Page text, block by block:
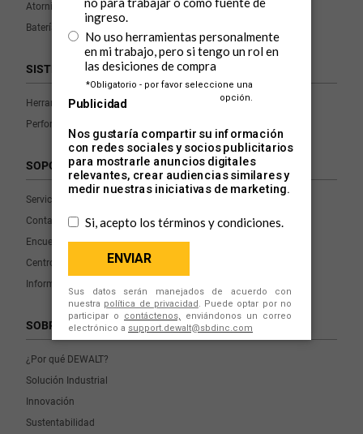
Atornilladores y Llaves de Impacto
Baterías y Cargadores
SISTEMAS
Herramientas Inalámbricas
Perform & Protect
SOPORTE
Servicio y Ayuda
Contacto
Encuentra un Distribuidor
Centro de Servicio
Información de Garantía
SOBRE NOSOTROS
¿Por qué DEWALT?
Solución Industrial
Innovación
Sustentabilidad